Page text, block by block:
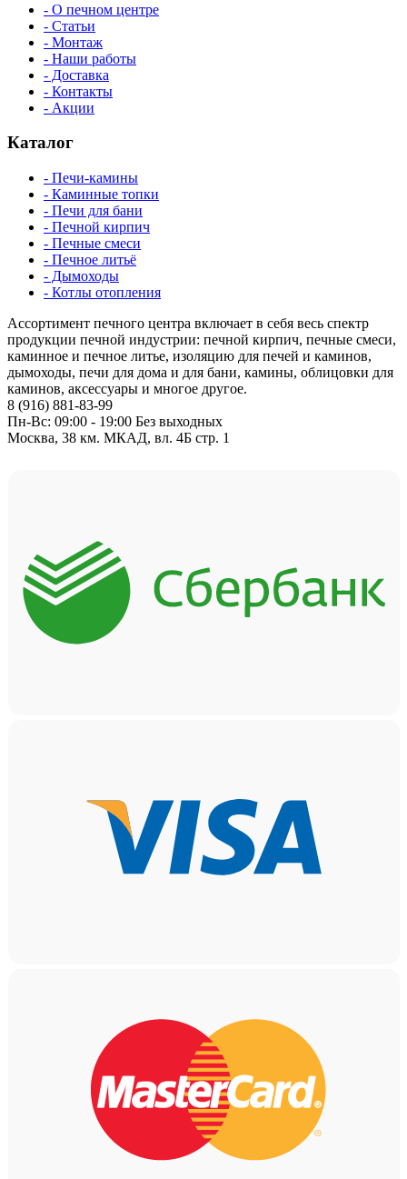
- О печном центре
- Статьи
- Монтаж
- Наши работы
- Доставка
- Контакты
- Акции
Каталог
- Печи-камины
- Каминные топки
- Печи для бани
- Печной кирпич
- Печные смеси
- Печное литьё
- Дымоходы
- Котлы отопления
Ассортимент печного центра включает в себя весь спектр
продукции печной индустрии: печной кирпич, печные смеси,
каминное и печное литье, изоляцию для печей и каминов,
дымоходы, печи для дома и для бани, камины, облицовки для
каминов, аксессуары и многое другое.
8 (916) 881-83-99
Пн-Вс: 09:00 - 19:00 Без выходных
Москва, 38 км. МКАД, вл. 4Б стр. 1